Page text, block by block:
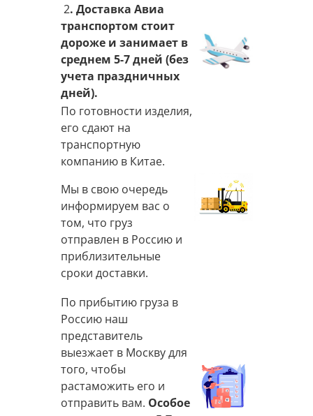
2. Доставка Авиа
транспортом стоит
дороже и занимает в
среднем 5-7 дней (без
учета праздничных
дней).
По готовности изделия,
его сдают на
транспортную
компанию в Китае.
Мы в свою очередь
информируем вас о
том, что груз
отправлен в Россию и
приблизительные
сроки доставки.
По прибытию груза в
Россию наш
представитель
выезжает в Москву для
того, чтобы
растаможить его и
отправить вам. Особое